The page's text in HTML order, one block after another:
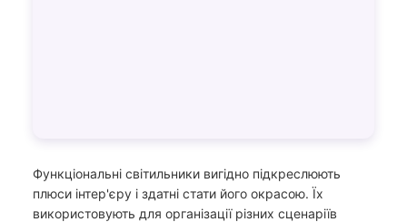
Функціональні світильники вигідно підкреслюють
плюси інтер'єру і здатні стати його окрасою. Їх
використовують для організації різних сценаріїв